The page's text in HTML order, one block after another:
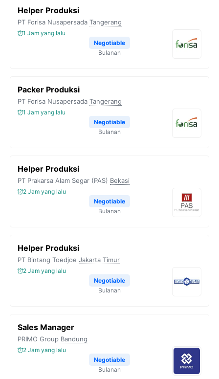
Helper Produksi
PT Forisa Nusapersada Tangerang
1 Jam yang lalu
Negotiable
Bulanan
Packer Produksi
PT Forisa Nusapersada Tangerang
1 Jam yang lalu
Negotiable
Bulanan
Helper Produksi
PT Prakarsa Alam Segar (PAS) Bekasi
2 Jam yang lalu
Negotiable
Bulanan
Helper Produksi
PT Bintang Toedjoe Jakarta Timur
2 Jam yang lalu
Negotiable
Bulanan
Sales Manager
PRIMO Group Bandung
2 Jam yang lalu
Negotiable
Bulanan